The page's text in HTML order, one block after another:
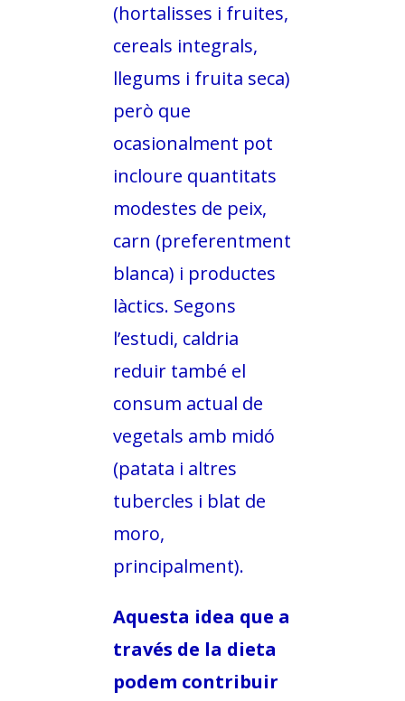
(hortalisses i fruites,
cereals integrals,
llegums i fruita seca)
però que
ocasionalment pot
incloure quantitats
modestes de peix,
carn (preferentment
blanca) i productes
làctics. Segons
l’estudi, caldria
reduir també el
consum actual de
vegetals amb midó
(patata i altres
tubercles i blat de
moro,
principalment).
Aquesta idea que a
través de la dieta
podem contribuir